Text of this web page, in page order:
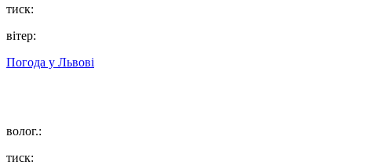
тиск:
вітер:
Погода у Львові
волог.:
тиск: